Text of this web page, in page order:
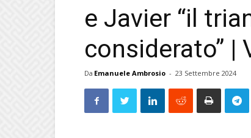
e Javier “il
considerato” |
Da Emanuele Ambrosio - 23 Settembre 2024